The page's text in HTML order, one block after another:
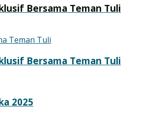
Bersama Teman Tuli
Bersama Teman Tuli
2025